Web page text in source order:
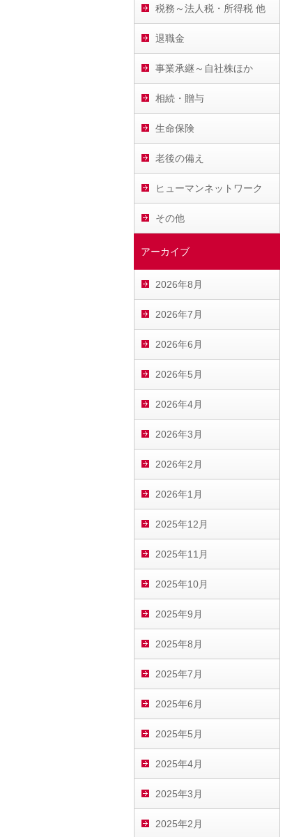
税務～法人税・所得税 他
退職金
事業承継～自社株ほか
相続・贈与
生命保険
老後の備え
ヒューマンネットワーク
その他
アーカイブ
2026年8月
2026年7月
2026年6月
2026年5月
2026年4月
2026年3月
2026年2月
2026年1月
2025年12月
2025年11月
2025年10月
2025年9月
2025年8月
2025年7月
2025年6月
2025年5月
2025年4月
2025年3月
2025年2月